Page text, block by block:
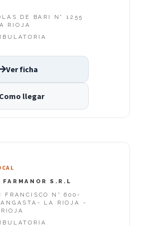
DE BARI N° 1255
RIOJA
Ver ficha
llegar
FARMANOR S.R.L
FRANCISCO N° 600-
LA RIOJA -